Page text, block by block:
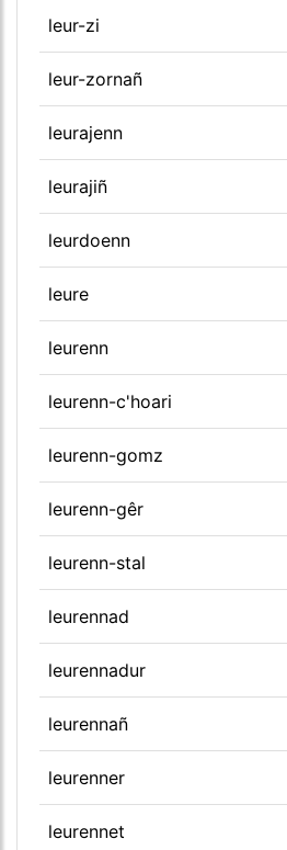
leur-zi
leur-zornañ
leurajenn
leurajiñ
leurdoenn
leure
leurenn
leurenn-c'hoari
leurenn-gomz
leurenn-gêr
leurenn-stal
leurennad
leurennadur
leurennañ
leurenner
leurennet